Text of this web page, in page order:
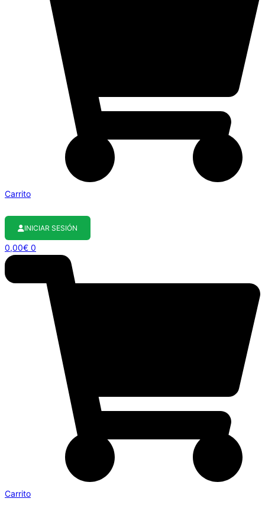
Carrito
INICIAR SESIÓN
0,00€ 0
Carrito